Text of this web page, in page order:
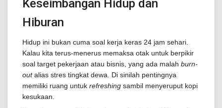
Keseimbangan Hidup dan
Hiburan
Hidup ini bukan cuma soal kerja keras 24 jam sehari.
Kalau kita terus-menerus memaksa otak untuk berpikir
soal target pekerjaan atau bisnis, yang ada malah burn-
outalias stres tingkat dewa. Di sinilah pentingnya
memiliki ruang untuk refreshing sambil menyeruput kopi
kesukaan.